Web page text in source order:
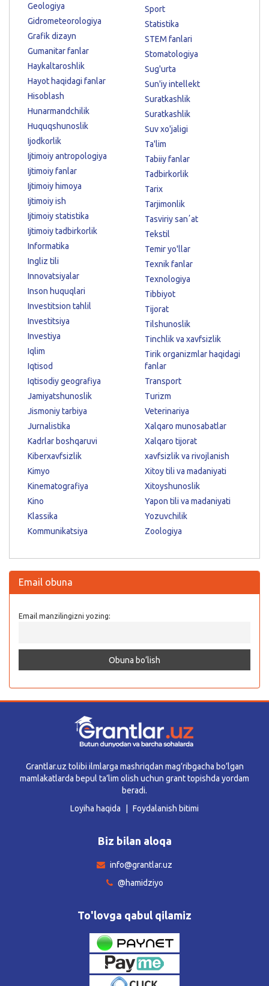
Geologiya
Gidrometeorologiya
Grafik dizayn
Gumanitar fanlar
Haykaltaroshlik
Hayot haqidagi fanlar
Hisoblash
Hunarmandchilik
Huquqshunoslik
Ijodkorlik
Ijtimoiy antropologiya
Ijtimoiy fanlar
Ijtimoiy himoya
Ijtimoiy ish
Ijtimoiy statistika
Ijtimoiy tadbirkorlik
Informatika
Ingliz tili
Innovatsiyalar
Inson huquqlari
Investitsion tahlil
Investitsiya
Investiya
Iqlim
Iqtisod
Iqtisodiy geografiya
Jamiyatshunoslik
Jismoniy tarbiya
Jurnalistika
Kadrlar boshqaruvi
Kiberxavfsizlik
Kimyo
Kinematografiya
Kino
Klassika
Kommunikatsiya
Sport
Statistika
STEM fanlari
Stomatologiya
Sug'urta
Sun'iy intellekt
Suratkashlik
Suratkashlik
Suv xo'jaligi
Ta'lim
Tabiiy fanlar
Tadbirkorlik
Tarix
Tarjimonlik
Tasviriy sanʼat
Tekstil
Temir yo'llar
Texnik fanlar
Texnologiya
Tibbiyot
Tijorat
Tilshunoslik
Tinchlik va xavfsizlik
Tirik organizmlar haqidagi
fanlar
Transport
Turizm
Veterinariya
Xalqaro munosabatlar
Xalqaro tijorat
xavfsizlik va rivojlanish
Xitoy tili va madaniyati
Xitoyshunoslik
Yapon tili va madaniyati
Yozuvchilik
Zoologiya
Email obuna
Email manzilingizni yozing:
Grantlar.uz tolibi ilmlarga mashriqdan mag’ribgacha bo’lgan
mamlakatlarda bepul ta’lim olish uchun grant topishda yordam
beradi.
Loyiha haqida
Foydalanish bitimi
Biz bilan aloqa
info@grantlar.uz
@hamidziyo
To'lovga qabul qilamiz